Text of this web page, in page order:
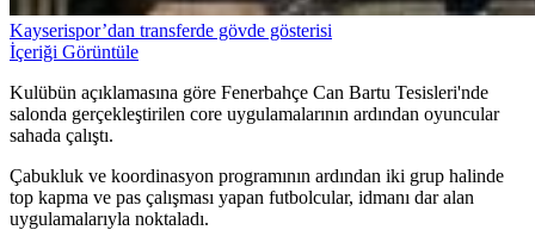
Kayserispor’dan transferde gövde gösterisi
İçeriği Görüntüle
Kulübün açıklamasına göre Fenerbahçe Can Bartu Tesisleri'nde
salonda gerçekleştirilen core uygulamalarının ardından oyuncular
sahada çalıştı.
Çabukluk ve koordinasyon programının ardından iki grup halinde
top kapma ve pas çalışması yapan futbolcular, idmanı dar alan
uygulamalarıyla noktaladı.